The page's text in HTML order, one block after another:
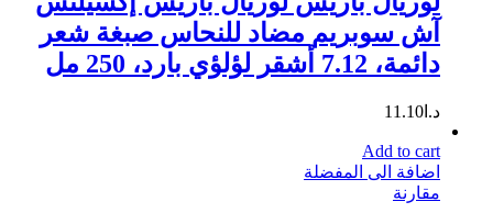
آش سوبريم مضاد للنحاس صبغة شعر
دائمة، 7.12 أشقر لؤلؤي بارد، 250 مل
د.ا 11.10
Add to cart
اضافة الى المفضلة
مقارنة